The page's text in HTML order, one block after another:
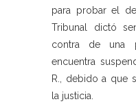
para probar el
Tribunal dictó
contra de una
encuentra
R., debido a que
la justicia.